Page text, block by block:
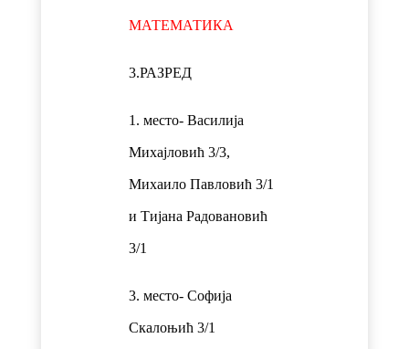
МАТЕМАТИКА
3.РАЗРЕД
1. место- Василија
Михајловић 3/3,
Михаило Павловић 3/1
и Тијана Радовановић
3/1
3. место- Софија
Скалоњић 3/1